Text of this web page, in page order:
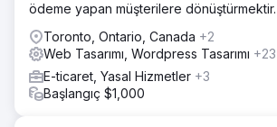
ödeme yapan müşterilere dönüştürmektir.
Toronto, Ontario, Canada +2
Web Tasarımı, Wordpress Tasarımı +23
E-ticaret, Yasal Hizmetler +3
Başlangıç $1,000